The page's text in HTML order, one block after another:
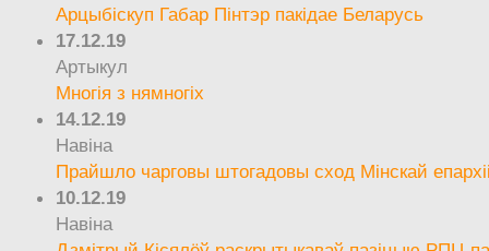
Арцыбіскуп Габар Пінтэр пакідае Беларусь
17.12.19
Артыкул
Многія з нямногіх
14.12.19
Навіна
Прайшло чарговы штогадовы сход Мінскай
10.12.19
Навіна